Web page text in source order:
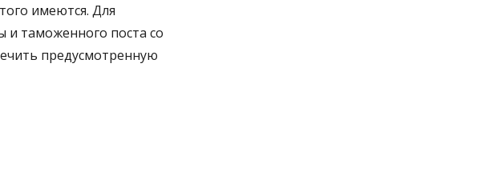
имеются. Для
и таможенного поста со
предусмотренную